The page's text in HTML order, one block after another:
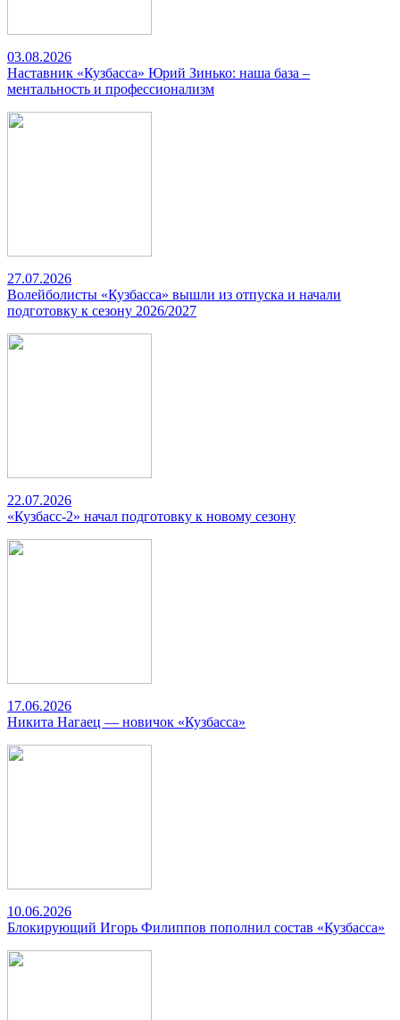
03.08.2026
Наставник «Кузбасса» Юрий Зинько: наша база –
ментальность и профессионализм
27.07.2026
Волейболисты «Кузбасса» вышли из отпуска и начали
подготовку к сезону 2026/2027
22.07.2026
«Кузбасс-2» начал подготовку к новому сезону
17.06.2026
Никита Нагаец — новичок «Кузбасса»
10.06.2026
Блокирующий Игорь Филиппов пополнил состав «Кузбасса»